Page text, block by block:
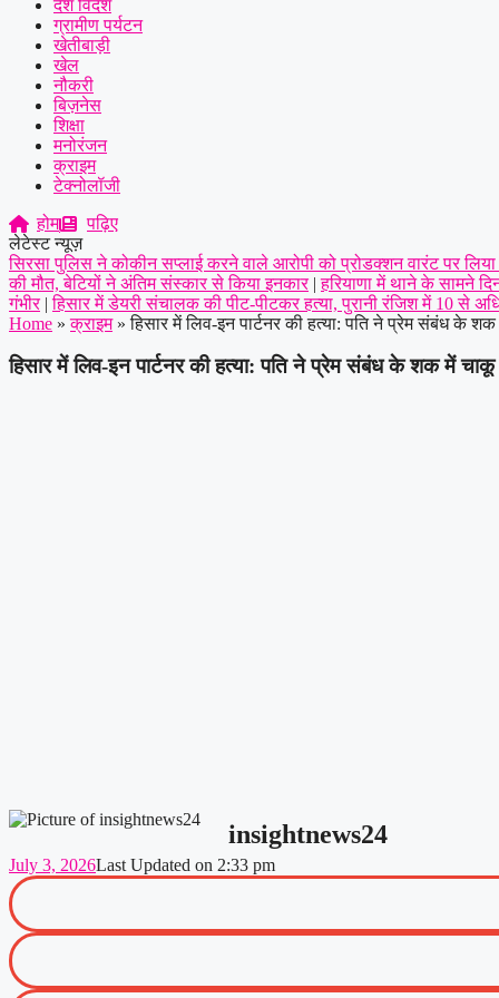
देश विदेश
ग्रामीण पर्यटन
खेतीबाड़ी
खेल
नौकरी
बिज़नेस
शिक्षा
मनोरंजन
क्राइम
टेक्नोलॉजी
होम
पढ़िए
लेटेस्ट न्यूज़
सिरसा पुलिस ने कोकीन सप्लाई करने वाले आरोपी को प्रोडक्शन वारंट पर
की मौत, बेटियों ने अंतिम संस्कार से किया इनकार | हरियाणा में थाने के सामने
गंभीर | हिसार में डेयरी संचालक की पीट-पीटकर हत्या, पुरानी रंजिश में 10 से
Home » क्राइम » हिसार में लिव-इन पार्टनर की हत्या: पति ने प्रेम संबंध के
हिसार में लिव-इन पार्टनर की हत्या: पति ने प्रेम संबंध के शक में
insightnews24
July 3, 2026Last Updated on 2:33 pm